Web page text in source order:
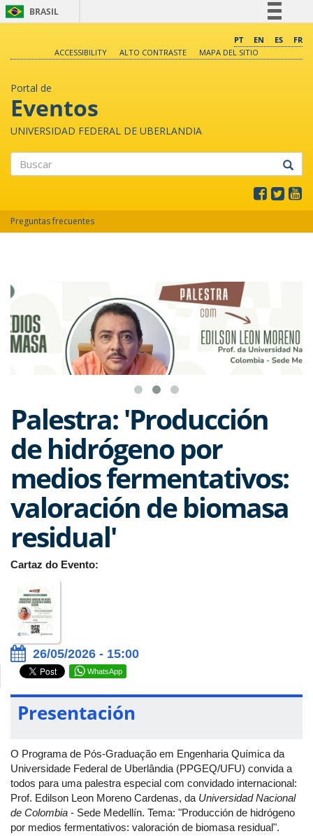
BRASIL
Comunica BR
PT EN ES
FR
ACCESSIBILITY
ALTO CONTRASTE MAPA DEL SITIO
Portal de
Eventos
UNIVERSIDAD FEDERAL DE UBERLANDIA
Preguntas frecuentes
Palestra: 'Producción
de hidrógeno por
medios fermentativos:
valoración de biomasa
residual'
Cartaz do Evento:
26/05/2026 - 15:00
WhatsApp
Presentación
O Programa de Pós-Graduação em Engenharia Química da
Universidade Federal de Uberlândia (PPGEQ/UFU) convida a
todos para uma palestra especial com convidado internacional:
Prof. Edilson Leon Moreno Cardenas, da Universidad Nacional
de Colombia - Sede Medellín. Tema: "Producción de hidrógeno
por medios fermentativos: valoración de biomasa residual".